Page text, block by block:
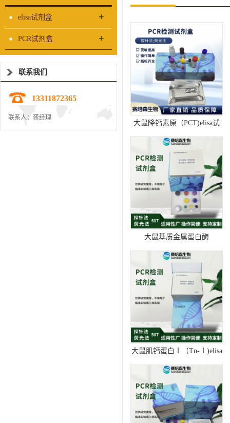
elisa试剂盒 +
PCR试剂盒 +
联系我们
13311872365
联系人：龚经理
大鼠降钙素原（PCT)elisa试
大鼠基质金属蛋白酶
大鼠肌钙蛋白Ⅰ（Tn-Ⅰ)elisa